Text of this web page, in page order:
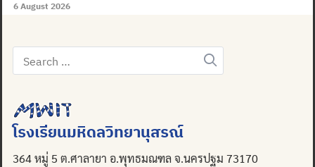
6 August 2026
Search
for:
โรงเรียนมหิดลวิทยานุสรณ์
364 หมู่ 5 ต.ศาลายา อ.พุทธมณฑล จ.นครปฐม 73170